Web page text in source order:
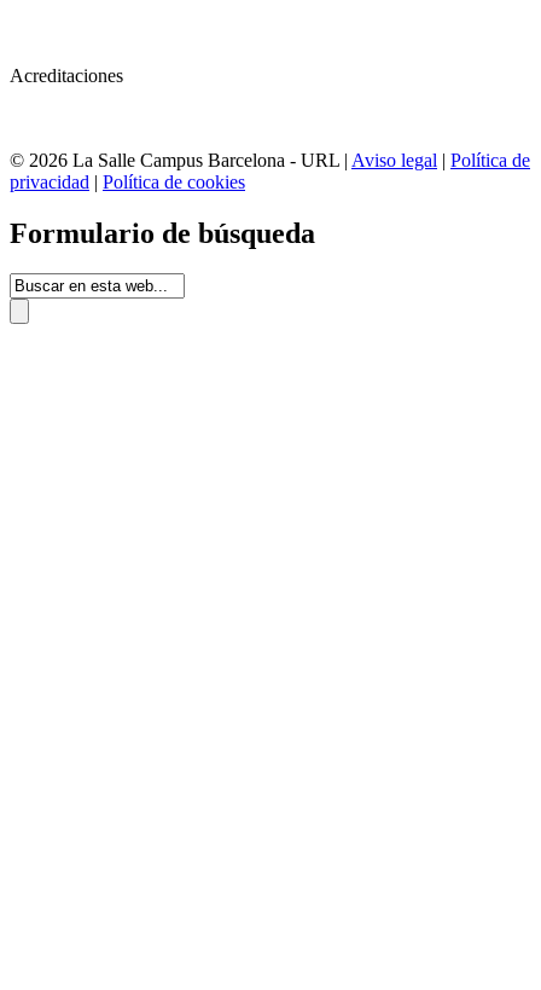
Acreditaciones
© 2026 La Salle Campus Barcelona - URL | Aviso legal | Política de
privacidad | Política de cookies
Formulario de búsqueda